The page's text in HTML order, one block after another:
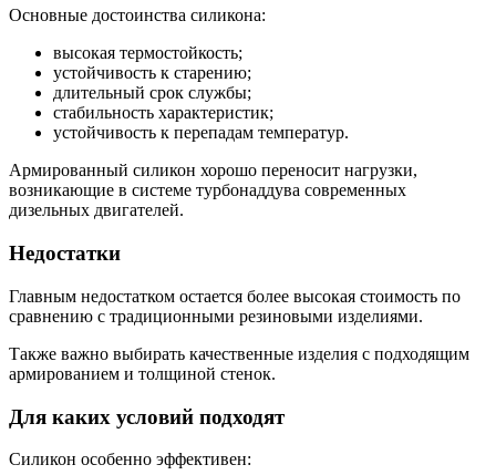
Основные достоинства силикона:
высокая термостойкость;
устойчивость к старению;
длительный срок службы;
стабильность характеристик;
устойчивость к перепадам температур.
Армированный силикон хорошо переносит нагрузки,
возникающие в системе турбонаддува современных
дизельных двигателей.
Недостатки
Главным недостатком остается более высокая стоимость по
сравнению с традиционными резиновыми изделиями.
Также важно выбирать качественные изделия с подходящим
армированием и толщиной стенок.
Для каких условий подходят
Силикон особенно эффективен: